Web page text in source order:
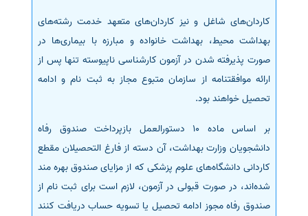
کاردان‌های شاغل و نیز کاردان‌های متعهد خدمت رشته‌های
بهداشت محیط، بهداشت خانواده و مبارزه با بیماری‌ها در
صورت پذیرفته شدن در آزمون کارشناسی ناپیوسته تنها پس از
ارائه موافقتنامه از سازمان متبوع مجاز به ثبت نام و ادامه
تحصیل خواهند بود.
بر اساس ماده 10 دستورالعمل بازپرداخت صندوق رفاه
دانشجویان وزارت بهداشت، آن دسته از فارغ التحصیلان مقطع
کاردانی دانشگاه‌های علوم پزشکی که از مزایای صندوق بهره مند
شده‌اند، در صورت قبولی در آزمون، لازم است برای ثبت نام از
صندوق رفاه مجوز ادامه تحصیل یا تسویه حساب دریافت کنند